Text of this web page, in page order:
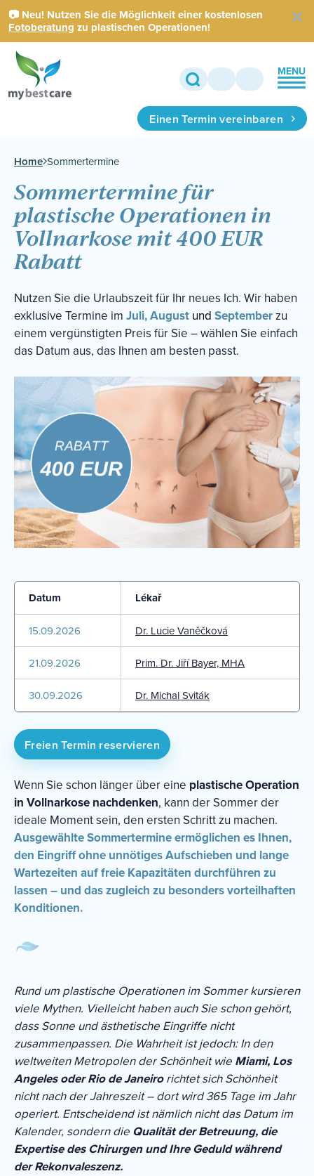
📷 Neu! Nutzen Sie die Möglichkeit einer kostenlosen
Fotoberatung zu plastischen Operationen!
Einen Termin vereinbaren
MENU
Home Sommertermine
Sommertermine für
plastische Operationen in
Vollnarkose mit 400 EUR
Rabatt
Nutzen Sie die Urlaubszeit für Ihr neues Ich. Wir haben
exklusive Termine im Juli,August und Septemberzu
einem vergünstigten Preis für Sie – wählen Sie einfach
das Datum aus, das Ihnen am besten passt.
Datum Lékař
15.09.2026 Dr. Lucie Vaněčková
21.09.2026 Prim. Dr. Jiří Bayer, MHA
30.09.2026 Dr. Michal Sviták
Freien Termin reservieren
Wenn Sie schon länger über eine plastische Operation
in Vollnarkose nachdenken, kann der Sommer der
ideale Moment sein, den ersten Schritt zu machen.
Ausgewählte Sommertermine ermöglichen es Ihnen,
den Eingriff ohne unnötiges Aufschieben und lange
Wartezeiten auf freie Kapazitäten durchführen zu
lassen – und das zugleich zu besonders vorteilhaften
Konditionen.
Rund um plastische Operationen im Sommer kursieren
viele Mythen. Vielleicht haben auch Sie schon gehört,
dass Sonne und ästhetische Eingriffe nicht
zusammenpassen. Die Wahrheit ist jedoch: In den
weltweiten Metropolen der Schönheit wie Miami, Los
Angeles oder Rio de Janeirorichtet sich Schönheit
nicht nach der Jahreszeit – dort wird 365 Tage im Jahr
operiert. Entscheidend ist nämlich nicht das Datum im
Kalender, sondern die Qualität der Betreuung, die
Expertise des Chirurgen und Ihre Geduld während
der Rekonvaleszenz.